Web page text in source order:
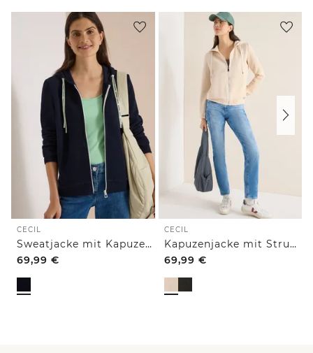
CECIL
Sweatjacke mit Kapuze und Struktur
69,99 €
CECIL
Kapuzenjacke mit Struktur
69,99 €